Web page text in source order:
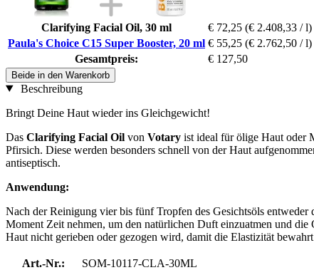
Clarifying Facial Oil, 30 ml € 72,25 (€ 2.408,33 / l)
Paula's Choice C15 Super Booster, 20 ml € 55,25 (€ 2.762,50 / l)
Gesamtpreis:
€ 127,50
Beide in den Warenkorb
Beschreibung
Bringt Deine Haut wieder ins Gleichgewicht!
Das Clarifying Facial Oil von Votary ist ideal für ölige Haut oder
Pfirsich. Diese werden besonders schnell von der Haut
antiseptisch.
Anwendung:
Nach der Reinigung vier bis fünf Tropfen des Gesichtsöls
Moment Zeit nehmen, um den natürlichen Duft einzuatmen und
Haut nicht gerieben oder gezogen wird, damit die Elastizität
Art.-Nr.:
SOM-10117-CLA-30ML